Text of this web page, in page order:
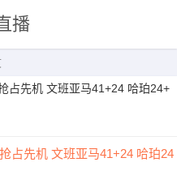
播
占先机 文班亚马41+24 哈珀24+
占先机 文班亚马41+24 哈珀24